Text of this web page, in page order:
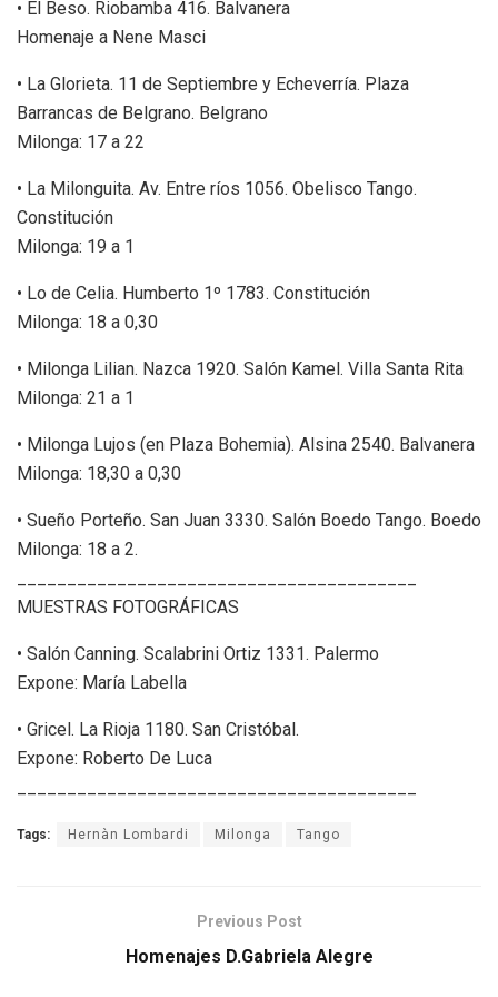
• El Beso. Riobamba 416. Balvanera
Homenaje a Nene Masci
• La Glorieta. 11 de Septiembre y Echeverría. Plaza
Barrancas de Belgrano. Belgrano
Milonga: 17 a 22
• La Milonguita. Av. Entre ríos 1056. Obelisco Tango.
Constitución
Milonga: 19 a 1
• Lo de Celia. Humberto 1º 1783. Constitución
Milonga: 18 a 0,30
• Milonga Lilian. Nazca 1920. Salón Kamel. Villa Santa Rita
Milonga: 21 a 1
• Milonga Lujos (en Plaza Bohemia). Alsina 2540. Balvanera
Milonga: 18,30 a 0,30
• Sueño Porteño. San Juan 3330. Salón Boedo Tango. Boedo
Milonga: 18 a 2.
MUESTRAS FOTOGRÁFICAS
• Salón Canning. Scalabrini Ortiz 1331. Palermo
Expone: María Labella
• Gricel. La Rioja 1180. San Cristóbal.
Expone: Roberto De Luca
Tags: Hernàn Lombardi Milonga Tango
Previous Post
Homenajes D.Gabriela Alegre